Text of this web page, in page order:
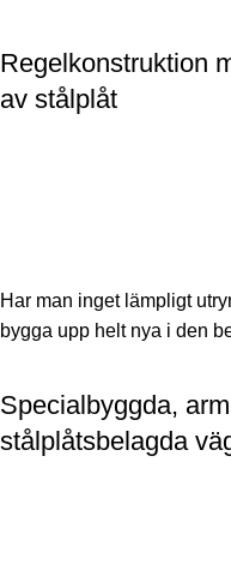
Regelkonstruktion
av stålplåt
Har man inget lämpligt
bygga upp helt nya i den
Specialbyggda,
stålplåtsbelagda